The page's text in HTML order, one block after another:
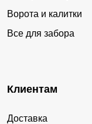
Ворота и калитки
Все для забора
Клиентам
Доставка